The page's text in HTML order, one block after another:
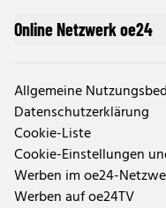
Online Netzwerk oe24
Allgemeine
Datenschutzerklärung
Cookie-Liste
Cookie-Einstellungen
Werben im oe24-
Werben auf oe24TV